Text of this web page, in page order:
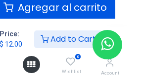
Price:
$ 12.00 Add to Cart
0
Wishlist Account
Agregar al carrito
de deseos